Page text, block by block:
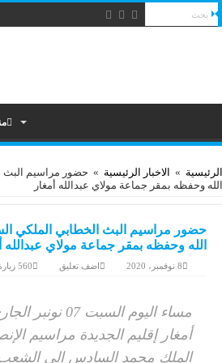
الرئيسية » الاخبار الرئيسية » حضور مراسيم البث
الله وحفظه بمقر جماعة مولاي عبدالله أمغار
حضور مراسيم البث الخطابي الملكي
الله وحفظه بمقر جماعة مولاي عبدالله
8 نوفمبر، 2020 اضف تعليق 560 زيارة
مساء اليوم
أمغار إقليم الجديدة مراسيم